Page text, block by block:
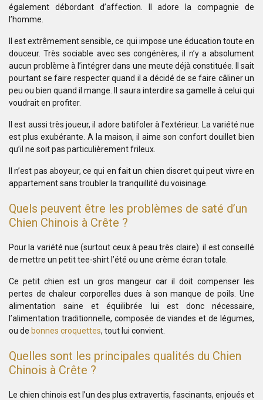
également débordant d’affection. Il adore la compagnie de
l’homme.
Il est extrêmement sensible, ce qui impose une éducation toute en
douceur. Très sociable avec ses congénères, il n’y a absolument
aucun problème à l’intégrer dans une meute déjà constituée. Il sait
pourtant se faire respecter quand il a décidé de se faire câliner un
peu ou bien quand il mange. Il saura interdire sa gamelle à celui qui
voudrait en profiter.
Il est aussi très joueur, il adore batifoler à l’extérieur. La variété nue
est plus exubérante. A la maison, il aime son confort douillet bien
qu’il ne soit pas particulièrement frileux.
Il n’est pas aboyeur, ce qui en fait un chien discret qui peut vivre en
appartement sans troubler la tranquillité du voisinage.
Quels peuvent être les problèmes de saté d’un
Chien Chinois à Crête ?
Pour la variété nue (surtout ceux à peau très claire) il est conseillé
de mettre un petit tee-shirt l’été ou une crème écran totale.
Ce petit chien est un gros mangeur car il doit compenser les
pertes de chaleur corporelles dues à son manque de poils. Une
alimentation saine et équilibrée lui est donc nécessaire,
l’alimentation traditionnelle, composée de viandes et de légumes,
ou de bonnes croquettes, tout lui convient.
Quelles sont les principales qualités du Chien
Chinois à Crête ?
Le chien chinois est l’un des plus extravertis, fascinants, enjoués et